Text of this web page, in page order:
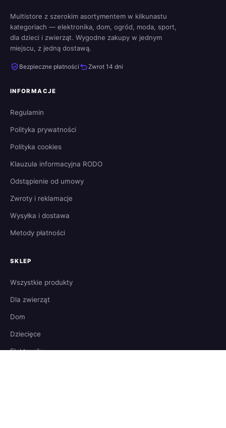
Multistore z szerokim asortymentem w kilkunastu
kategoriach — elektronika, dom, ogród, moda, sport,
dla dzieci i zwierząt. Wygodne zakupy w jednym
miejscu, z jedną dostawą.
Bezpieczne płatności Zwrot 14 dni
INFORMACJE
Regulamin
Polityka prywatności
Polityka cookies
Klauzula informacyjna RODO
Odstąpienie od umowy
Zwroty i reklamacje
Wysyłka i dostawa
Metody płatności
SKLEP
Wszystkie produkty
Dla zwierząt
Dom
Dziecięce
Elektronika